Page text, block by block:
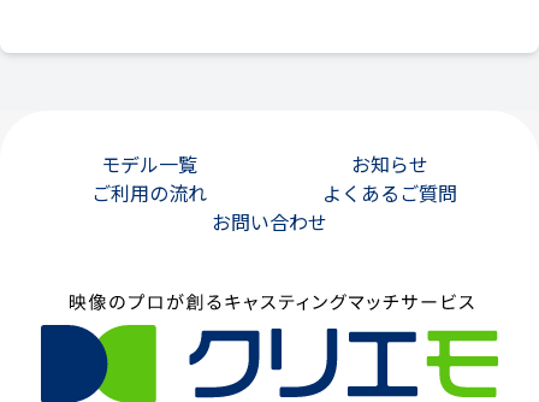
モデル一覧
お知らせ
ご利用の流れ
よくあるご質問
お問い合わせ